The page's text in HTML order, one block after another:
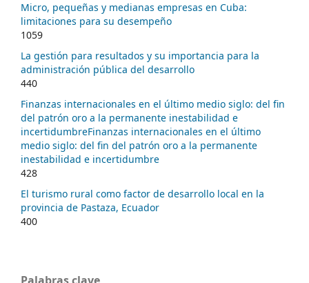
Micro, pequeñas y medianas empresas en Cuba:
limitaciones para su desempeño
1059
La gestión para resultados y su importancia para la
administración pública del desarrollo
440
Finanzas internacionales en el último medio siglo: del fin
del patrón oro a la permanente inestabilidad e
incertidumbreFinanzas internacionales en el último
medio siglo: del fin del patrón oro a la permanente
inestabilidad e incertidumbre
428
El turismo rural como factor de desarrollo local en la
provincia de Pastaza, Ecuador
400